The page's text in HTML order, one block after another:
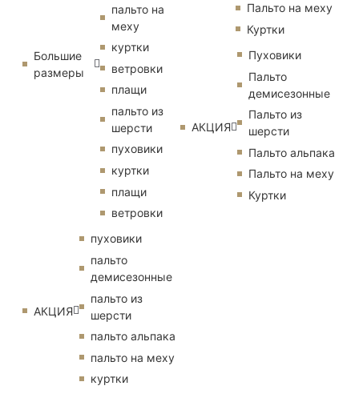
Большие
размеры
пальто на
меху
куртки
ветровки
плащи
пальто из
шерсти
пуховики
куртки
плащи
ветровки
АКЦИЯ
пуховики
пальто
демисезонные
пальто из
шерсти
пальто альпака
пальто на меху
куртки
Пальто на меху
Куртки
АКЦИЯ
Пуховики
Пальто
демисезонные
Пальто из
шерсти
Пальто альпака
Пальто на меху
Куртки